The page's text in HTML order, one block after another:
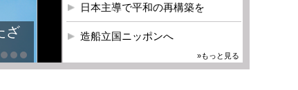
日本主導で平和の再構築を
造船立国ニッポンへ
»もっと見る